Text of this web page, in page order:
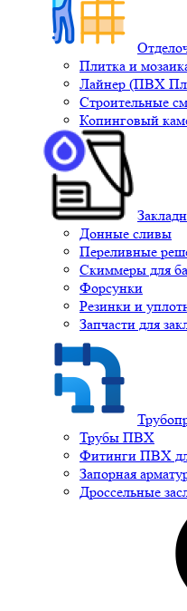
Плитка и
Лайнер (ПВХ
Строительные
Копинговый
Донные сливы
Переливные
Скиммеры для
Форсунки
Резинки и
Запчасти для
Трубы ПВХ
Фитинги ПВХ
Запорная
Дроссельные